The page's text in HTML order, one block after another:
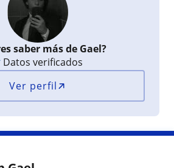
saber más de Gael?
Datos verificados
Ver perfil